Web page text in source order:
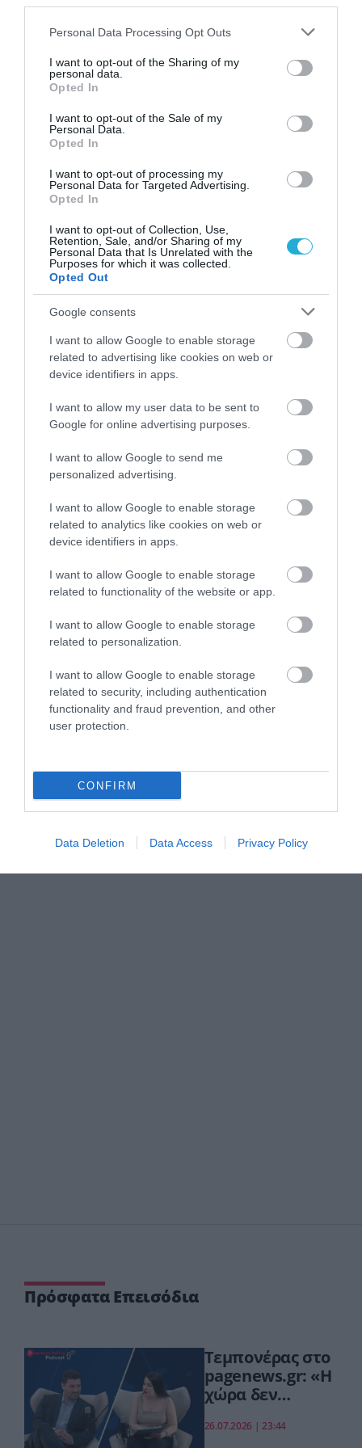
Please note that this website/app uses one or more Google
not limited to your visit or usage behaviour. You may click to
grant or deny consent to Google and its third-party tags to
use your data for below specified purposes in below Google
consent section.
Personal Data Processing Opt Outs
I want to opt-out of the Sharing of my
personal data.
Opted In
I want to opt-out of the Sale of my
Personal Data.
Opted In
I want to opt-out of processing my
Personal Data for Targeted Advertising.
Opted In
I want to opt-out of Collection, Use,
Retention, Sale, and/or Sharing of my
Personal Data that Is Unrelated with the
Purposes for which it was collected.
Opted Out
Google consents
I want to allow Google to enable storage
related to advertising like cookies on web or
device identifiers in apps.
I want to allow my user data to be sent to
Google for online advertising purposes.
I want to allow Google to send me
personalized advertising.
I want to allow Google to enable storage
related to analytics like cookies on web or
device identifiers in apps.
I want to allow Google to enable storage
related to functionality of the website or app.
I want to allow Google to enable storage
related to personalization.
I want to allow Google to enable storage
related to security, including authentication
functionality and fraud prevention, and other
user protection.
CONFIRM
Data Deletion Data Access Privacy Policy
06.08.2026 | 15:44
Κυψέλη: Προφυλακίστηκε ο 26χρονος
Αφγανός για τον θάνατο της Βρετανίδας–
Τήρησε το δικαίωμα της σιωπής
ΙΩΑΝΝΑ ΠΥΛΟΥΔΗ
Πολύ υψηλός κίνδυνος εκδήλωσης
πυρκαγιάς σήμερα [6/8] σε Αττική, Εύβοια
ΙΩΑΝΝΑ ΚΑΡΑ
06.08.2026 | 11:03
Παγκόσμια Εβδομάδα Μητρικού
Θηλασμού: Τα οφέλη στο βρέφος αλλά και
στη μητέρα
ΙΩΑΝΝΑ ΠΥΛΟΥΔΗ
06.08.2026 | 10:40
PODCASTS
Μπαλατσούκας pagenews.gr:«Η κυβέρνηση θυμάται τους
πυροσβέστες όταν τους λέει ήρωες–όχι όταν ζητούν
Γ.Βρεττάκος στο pagenews.gr: «Το ΠΑΣΟΚ μπλοκάρει τη
Συνταγματική Αναθεώρηση και φορτώνει ευθύνες στη
διαφάνεια, όχι άλλα σκάνδαλα» – Τι λέει για τον ΟΠΕΚΕΠΕ
Πρόσφατα Επεισόδια
Τεμπονέρας στο
pagenews.gr: «Η
χώρα δεν
χαμένη
26.07.2026 | 23:44